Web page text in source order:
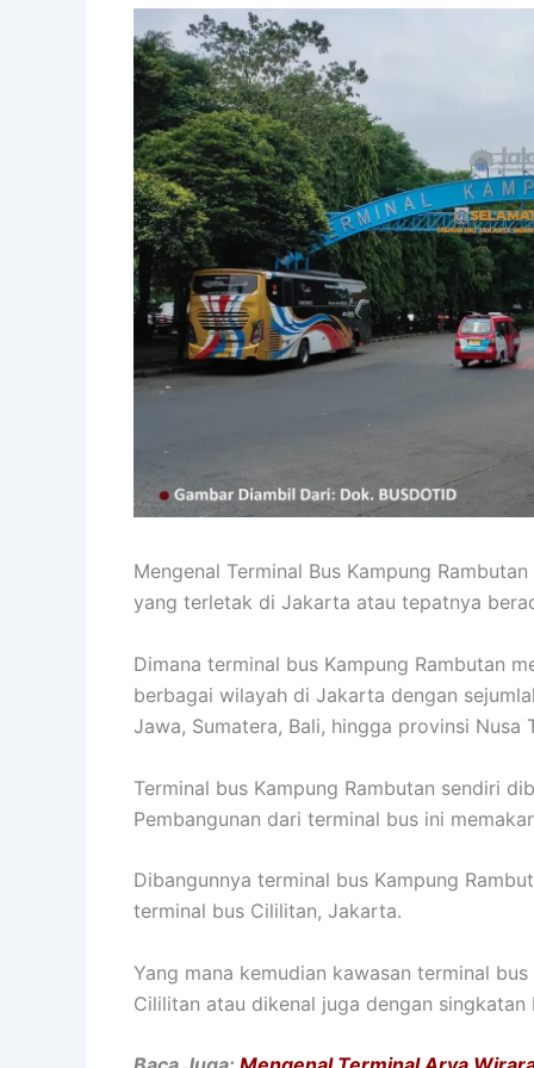
Mengenal Terminal Bus Kampung
yang terletak di Jakarta atau tepatnya
Dimana terminal bus Kampung Rambutan
berbagai wilayah di Jakarta dengan
Jawa, Sumatera, Bali, hingga provinsi Nusa
Terminal bus Kampung Rambutan sendiri
Pembangunan dari terminal bus ini
Dibangunnya terminal bus Kampung
terminal bus Cililitan, Jakarta.
Yang mana kemudian kawasan terminal
Cililitan atau dikenal juga dengan singkatan